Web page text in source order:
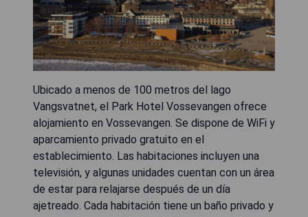
Ubicado a menos de 100 metros del lago
Vangsvatnet, el Park Hotel Vossevangen ofrece
alojamiento en Vossevangen. Se dispone de WiFi y
aparcamiento privado gratuito en el
establecimiento. Las habitaciones incluyen una
televisión, y algunas unidades cuentan con un área
de estar para relajarse después de un día
ajetreado. Cada habitación tiene un baño privado y